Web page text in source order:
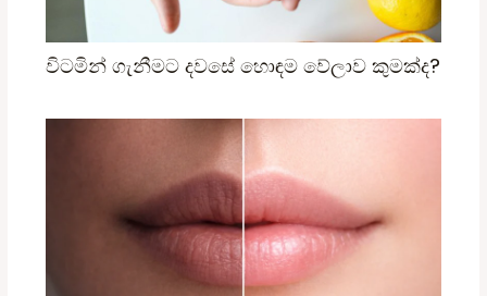
විටමින් ගැනීමට දවසේ හොඳම වේලාව කුමක්ද?